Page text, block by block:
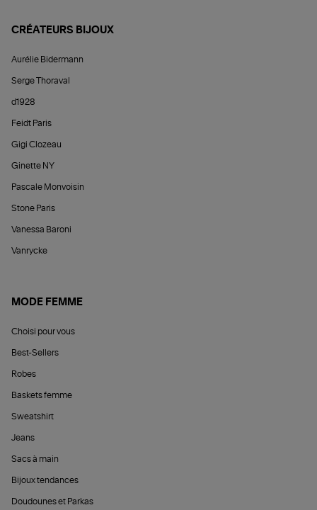
CRÉATEURS BIJOUX
Aurélie Bidermann
Serge Thoraval
d1928
Feidt Paris
Gigi Clozeau
Ginette NY
Pascale Monvoisin
Stone Paris
Vanessa Baroni
Vanrycke
MODE FEMME
Choisi pour vous
Best-Sellers
Robes
Baskets femme
Sweatshirt
Jeans
Sacs à main
Bijoux tendances
Doudounes et Parkas